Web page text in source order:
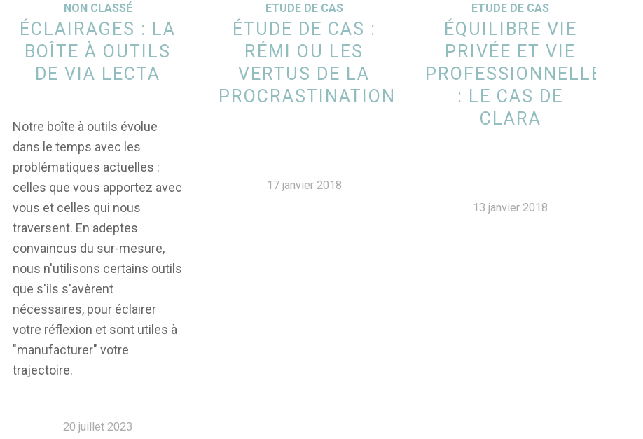
NON CLASSÉ
ÉCLAIRAGES : LA
BOÎTE À OUTILS
DE VIA LECTA
Notre boîte à outils évolue
dans le temps avec les
problématiques actuelles :
celles que vous apportez avec
vous et celles qui nous
traversent. En adeptes
convaincus du sur-mesure,
nous n'utilisons certains outils
que s'ils s'avèrent
nécessaires, pour éclairer
votre réflexion et sont utiles à
"manufacturer" votre
trajectoire.
20 juillet 2023
ETUDE DE CAS
ÉTUDE DE CAS :
RÉMI OU LES
VERTUS DE LA
PROCRASTINATION
17 janvier 2018
ETUDE DE CAS
ÉQUILIBRE VIE
PRIVÉE ET VIE
PROFESSIONNELLE
: LE CAS DE
CLARA
13 janvier 2018